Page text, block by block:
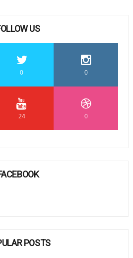
US
0 0
24 0
POSTS